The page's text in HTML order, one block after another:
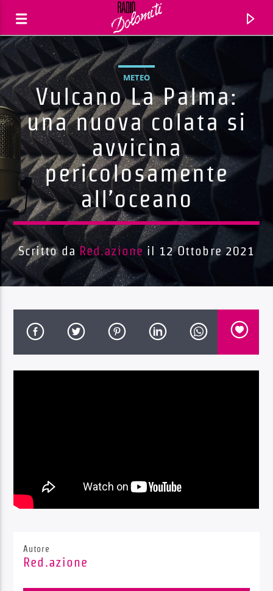
Traccia corrente
Titolo
Artista
Radio Dolomiti
METEO
Vulcano La Palma:
una nuova colata si
avvicina
pericolosamente
all’oceano
Scritto da Red.azione il 12 Ottobre 2021
Autore
Red.azione